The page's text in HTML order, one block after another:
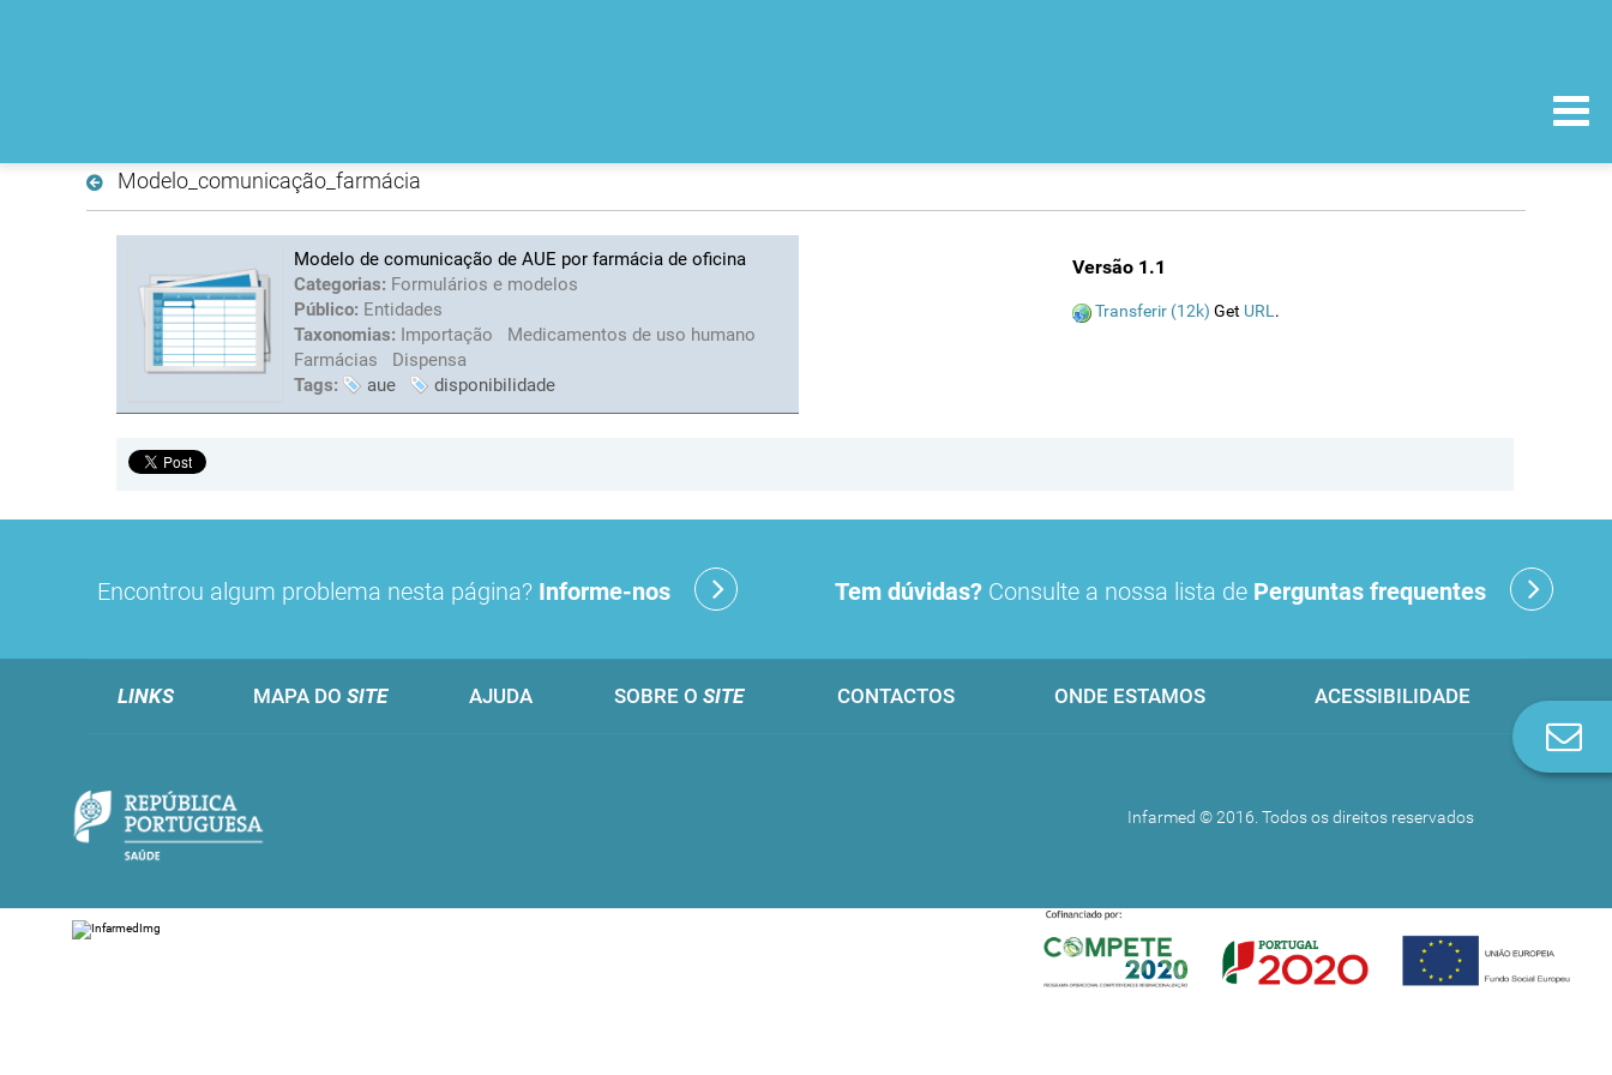
Modelo_comunicação_farmácia
Modelo de comunicação de AUE por farmácia de oficina
Categorias: Formulários e modelos
Público: Entidades
Taxonomias: Importação
Medicamentos de uso humano
Farmácias
Dispensa
Tags:
aue disponibilidade
Versão 1.1
Transferir (12k) Get URL.
Encontrou algum problema nesta página? Informe-nos Tem dúvidas? Consulte a nossa lista de Perguntas frequentes
LINKS MAPA DO SITE AJUDA SOBRE O SITE CONTACTOS ONDE ESTAMOS ACESSIBILIDADE
Infarmed © 2016. Todos os direitos reservados